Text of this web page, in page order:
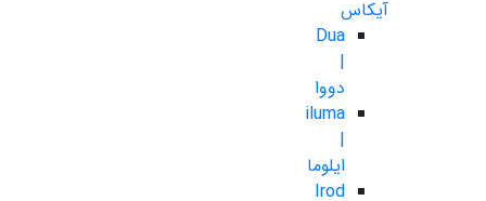
آیکاس
Dua
|
دووا
iluma
|
ایلوما
Irod